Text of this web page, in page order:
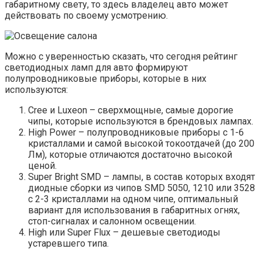
габаритному свету, то здесь владелец авто может
действовать по своему усмотрению.
Можно с уверенностью сказать, что сегодня рейтинг
светодиодных ламп для авто формируют
полупроводниковые приборы, которые в них
используются:
Cree и Luxeon – сверхмощные, самые дорогие
чипы, которые используются в брендовых лампах.
High Power – полупроводниковые приборы с 1-6
кристаллами и самой высокой токоотдачей (до 200
Лм), которые отличаются достаточно высокой
ценой.
Super Bright SMD – лампы, в состав которых входят
диодные сборки из чипов SMD 5050, 1210 или 3528
с 2-3 кристаллами на одном чипе, оптимальный
вариант для использования в габаритных огнях,
стоп-сигналах и салонном освещении.
High или Super Flux – дешевые светодиоды
устаревшего типа.